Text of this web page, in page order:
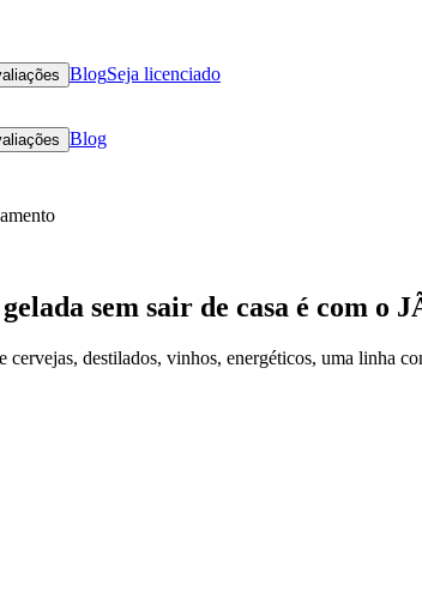
BlogSeja licenciado
Blog
sem sair de casa é com o
cervejas, destilados, vinhos, energéticos, uma linha